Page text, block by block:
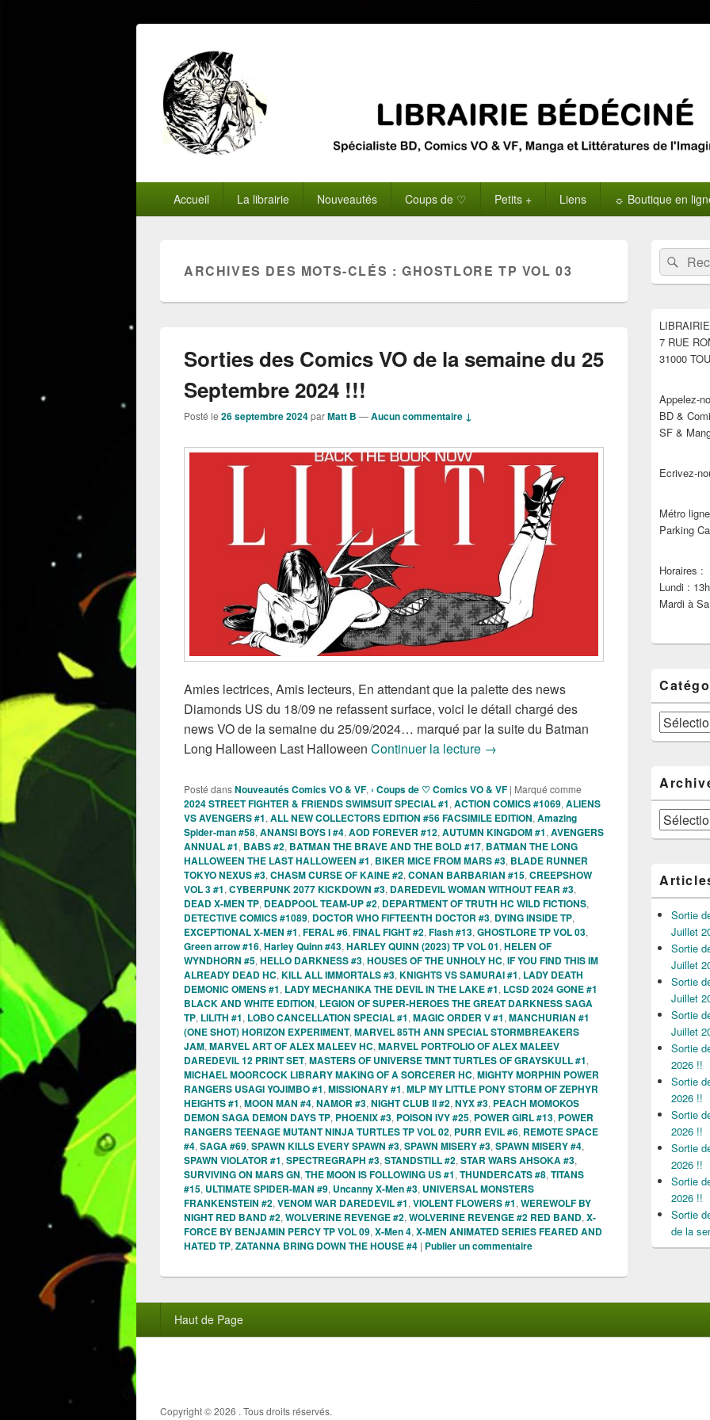
principalAccueil La librairie Nouveautés Coups de ♡ Petits + Liens ☼ Boutique en
ARCHIVES DES MOTS-CLÉS :GHOSTLORE TP VOL 03
Sorties des Comics VO de la semaine du 25
Septembre 2024 !!!
Posté le 26 septembre 2024parMatt B —Aucun commentaire ↓
Amies lectrices, Amis lecteurs, En attendant que la palette des news
Diamonds US du 18/09 ne refassent surface, voici le détail chargé des
news VO de la semaine du 25/09/2024… marqué par la suite du Batman
Long Halloween Last Halloween Continuer la lecture Sorties des Comics VO de la semaine
→
Posté dansNouveautés Comics VO & VF, › Coups de ♡ Comics VO & VF | Marqué comme
2024 STREET FIGHTER & FRIENDS SWIMSUIT SPECIAL #1, ACTION COMICS #1069, ALIENS
VS AVENGERS #1, ALL NEW COLLECTORS EDITION #56 FACSIMILE EDITION, Amazing
Spider-man #58, ANANSI BOYS I #4, AOD FOREVER #12, AUTUMN KINGDOM #1, AVENGERS
ANNUAL #1, BABS #2, BATMAN THE BRAVE AND THE BOLD #17, BATMAN THE LONG
HALLOWEEN THE LAST HALLOWEEN #1, BIKER MICE FROM MARS #3, BLADE RUNNER
TOKYO NEXUS #3, CHASM CURSE OF KAINE #2, CONAN BARBARIAN #15, CREEPSHOW
VOL 3 #1, CYBERPUNK 2077 KICKDOWN #3, DAREDEVIL WOMAN WITHOUT FEAR #3,
DEAD X-MEN TP, DEADPOOL TEAM-UP #2, DEPARTMENT OF TRUTH HC WILD FICTIONS,
DETECTIVE COMICS #1089, DOCTOR WHO FIFTEENTH DOCTOR #3, DYING INSIDE TP,
EXCEPTIONAL X-MEN #1, FERAL #6, FINAL FIGHT #2, Flash #13, GHOSTLORE TP VOL 03,
Green arrow #16, Harley Quinn #43, HARLEY QUINN (2023) TP VOL 01, HELEN OF
WYNDHORN #5, HELLO DARKNESS #3, HOUSES OF THE UNHOLY HC, IF YOU FIND THIS IM
ALREADY DEAD HC, KILL ALL IMMORTALS #3, KNIGHTS VS SAMURAI #1, LADY DEATH
DEMONIC OMENS #1, LADY MECHANIKA THE DEVIL IN THE LAKE #1, LCSD 2024 GONE #1
BLACK AND WHITE EDITION, LEGION OF SUPER-HEROES THE GREAT DARKNESS SAGA
TP, LILITH #1, LOBO CANCELLATION SPECIAL #1, MAGIC ORDER V #1, MANCHURIAN #1
(ONE SHOT) HORIZON EXPERIMENT, MARVEL 85TH ANN SPECIAL STORMBREAKERS
JAM, MARVEL ART OF ALEX MALEEV HC, MARVEL PORTFOLIO OF ALEX MALEEV
DAREDEVIL 12 PRINT SET, MASTERS OF UNIVERSE TMNT TURTLES OF GRAYSKULL #1,
MICHAEL MOORCOCK LIBRARY MAKING OF A SORCERER HC, MIGHTY MORPHIN POWER
RANGERS USAGI YOJIMBO #1, MISSIONARY #1, MLP MY LITTLE PONY STORM OF ZEPHYR
HEIGHTS #1, MOON MAN #4, NAMOR #3, NIGHT CLUB II #2, NYX #3, PEACH MOMOKOS
DEMON SAGA DEMON DAYS TP, PHOENIX #3, POISON IVY #25, POWER GIRL #13, POWER
RANGERS TEENAGE MUTANT NINJA TURTLES TP VOL 02, PURR EVIL #6, REMOTE SPACE
#4, SAGA #69, SPAWN KILLS EVERY SPAWN #3, SPAWN MISERY #3, SPAWN MISERY #4,
SPAWN VIOLATOR #1, SPECTREGRAPH #3, STANDSTILL #2, STAR WARS AHSOKA #3,
SURVIVING ON MARS GN, THE MOON IS FOLLOWING US #1, THUNDERCATS #8, TITANS
#15, ULTIMATE SPIDER-MAN #9, Uncanny X-Men #3, UNIVERSAL MONSTERS
FRANKENSTEIN #2, VENOM WAR DAREDEVIL #1, VIOLENT FLOWERS #1, WEREWOLF BY
NIGHT RED BAND #2, WOLVERINE REVENGE #2, WOLVERINE REVENGE #2 RED BAND, X-
FORCE BY BENJAMIN PERCY TP VOL 09, X-Men 4, X-MEN ANIMATED SERIES FEARED AND
HATED TP, ZATANNA BRING DOWN THE HOUSE #4 | Publier un commentaire
Zone
principale
de
widget
barre
latérale
Recherche
7 RUE
31000
Appelez-
BD &
SF &
Ecrivez-
Métro
Parking
Horaires :
Lundi :
Mardi à
Catégories
Archives
Sortie
Juillet
Sortie
Juillet
Sortie
Juillet
Sortie
Juillet
Sortie
2026 !!
Sortie
2026 !!
Sortie
2026 !!
Sortie
2026 !!
Sortie
2026 !!
Sortie
de la
de
page
Haut de Page
Copyright © 2026 . Tous droits réservés.